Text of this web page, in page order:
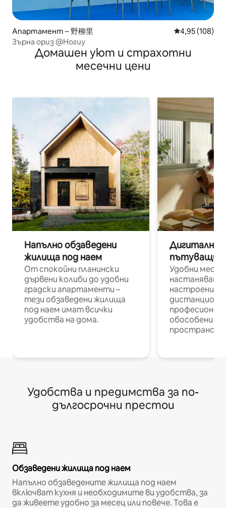
Апартамент – 野柳里 Средна
4,95 (108)
Зърна ориз @Ногиу
Домашен уют и страхотни
месечни цени
Напълно обзаведени
жилища под наем
От спокойни планински
дървени колиби до удобни
градски апартаменти –
тези обзаведени жилища
под наем имат всички
удобства на дома.
Дигитални
пътуващи
Удобни
настаняване
настроени и
обособени
Удобства и предимства за по-
дългосрочни престои
Обзаведени жилища под наем
Напълно обзаведените жилища под наем
включват кухня и необходимите ви удобства, за
да живеете удобно за месец или повече. Това е